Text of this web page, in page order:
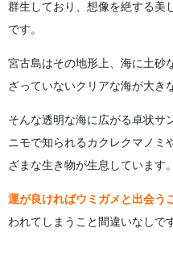
群生しており、想像を絶する美
です。
宮古島はその地形上、海に土砂
ざっていないクリアな海が大き
そんな透明な海に広がる卓状サ
ニモで知られるカクレクマノミ
ざまな生き物が生息しています。
運が良ければウミガメと出会う
われてしまうこと間違いなしです